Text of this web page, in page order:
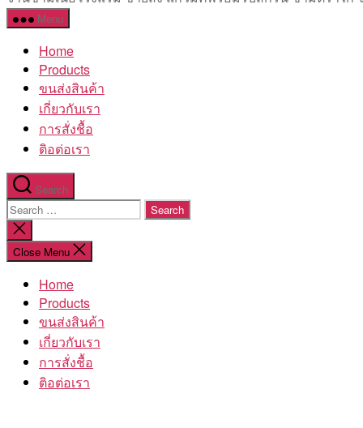
Menu
Home
Products
ขนส่งสินค้า
เกี่ยวกับเรา
การสั่งชื้อ
ติอต่อเรา
Search
Search
for:
Close
search
Close Menu
Home
Products
ขนส่งสินค้า
เกี่ยวกับเรา
การสั่งชื้อ
ติอต่อเรา